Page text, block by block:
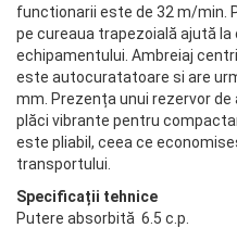
functionarii este de 32 m/min.
pe cureaua trapezoială ajută
echipamentului. Ambreiaj
este autocuratatoare si are
mm. Prezența unui rezervor
plăci vibrante pentru
este pliabil, ceea ce
transportului.
Specificații tehnice
Putere absorbită 6.5 c.p.